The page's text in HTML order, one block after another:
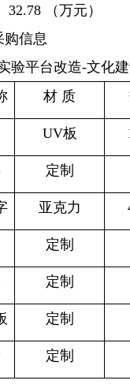
32.78
（万元）
购信息
验平台改造-文化
材 质
UV板
定制
亚克力
定制
定制
定制
定制